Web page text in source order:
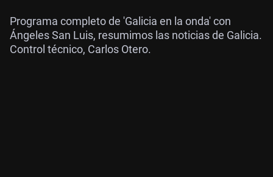
Programa completo de 'Galicia en la onda' con
Ángeles San Luis, resumimos las noticias de Galicia.
Control técnico, Carlos Otero.